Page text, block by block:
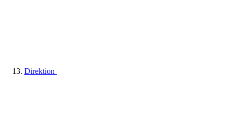
Direktion